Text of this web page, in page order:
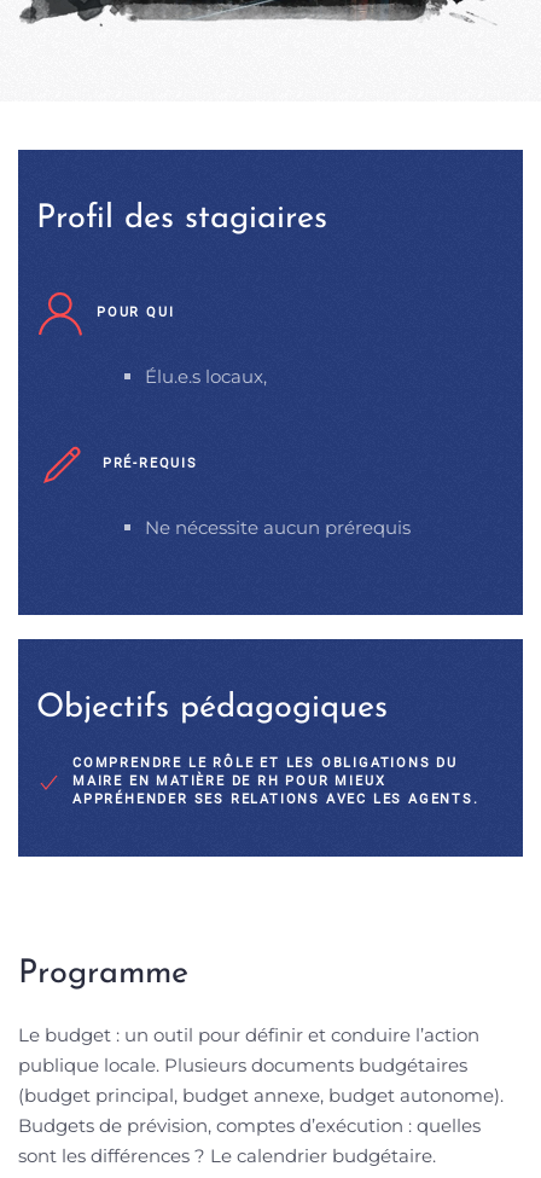
Profil des stagiaires
POUR QUI
Élu.e.s locaux,
PRÉ-REQUIS
Ne nécessite aucun prérequis
Objectifs pédagogiques
COMPRENDRE LE RÔLE ET LES OBLIGATIONS DU
MAIRE EN MATIÈRE DE RH POUR MIEUX
APPRÉHENDER SES RELATIONS AVEC LES AGENTS.
Programme
Le budget : un outil pour définir et conduire l’action
publique locale. Plusieurs documents budgétaires
(budget principal, budget annexe, budget autonome).
Budgets de prévision, comptes d’exécution : quelles
sont les différences ? Le calendrier budgétaire.